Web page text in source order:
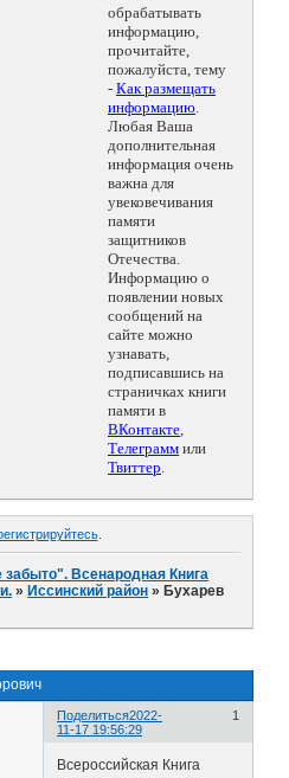
обрабатывать
информацию,
прочитайте,
пожалуйста, тему
- Как размещать
информацию.
Любая Ваша
дополнительная
информация очень
важна для
увековечивания
памяти
защитников
Отечества.
Информацию о
появлении новых
сообщений на
сайте можно
узнавать,
подписавшись на
страничках книги
памяти в
ВКонтакте,
Телеграмм или
Твиттер.
.
забыто". Всенародная Книга
» Иссинский район » Бухарев
Поделиться 1
2022-
11-17 19:56:29
Всероссийская Книга